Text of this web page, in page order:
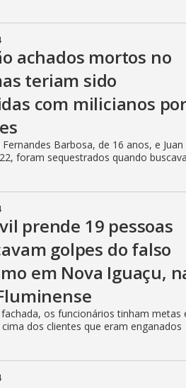
achados mortos no
teriam sido
com milicianos por
Barbosa, de 16 anos, e Juan
foram sequestrados quando
prende 19 pessoas
golpes do falso
em Nova Iguaçu,
os funcionários tinham metas
dos clientes que eram enganados